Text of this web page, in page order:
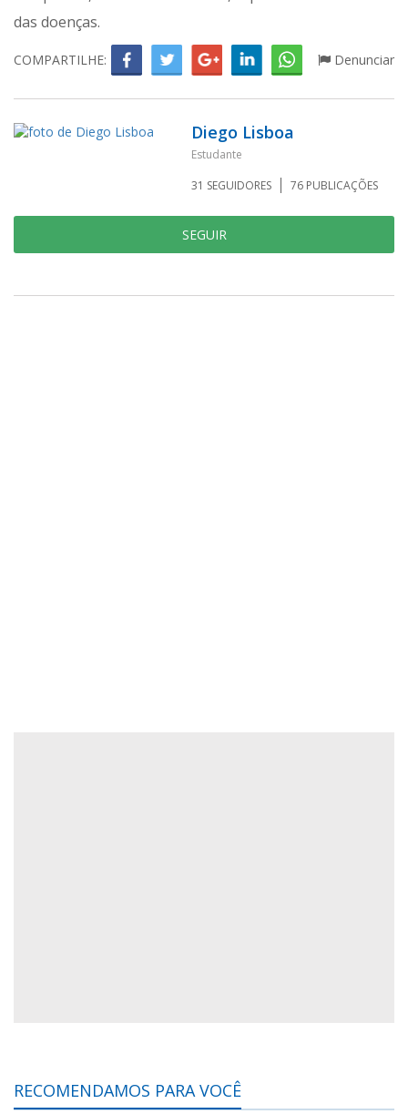
das doenças.
COMPARTILHE: Denunciar
Diego Lisboa
Estudante
31 SEGUIDORES 76 PUBLICAÇÕES
SEGUIR
RECOMENDAMOS PARA VOCÊ